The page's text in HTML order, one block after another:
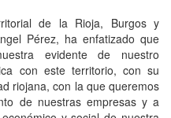
de la Rioja, Burgos y
Pérez, ha enfatizado que
evidente de nuestro
con este territorio, con su
riojana, con la que queremos
de nuestras empresas y a